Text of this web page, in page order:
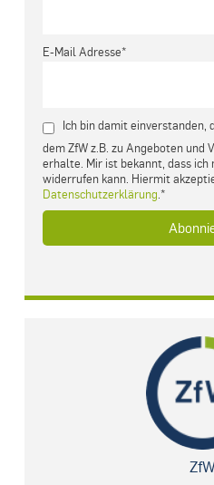
E-Mail Adresse*
Ich bin damit einverstanden,
dem ZfW z.B. zu Angeboten und
erhalte. Mir ist bekannt, dass
widerrufen kann. Hiermit
Datenschutzerklärung .*